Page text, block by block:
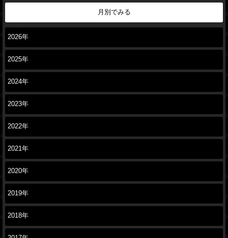
月別でみる
2026年
2025年
2024年
2023年
2022年
2021年
2020年
2019年
2018年